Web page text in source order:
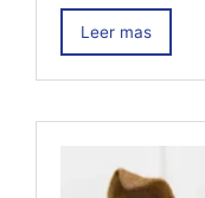
Leer mas